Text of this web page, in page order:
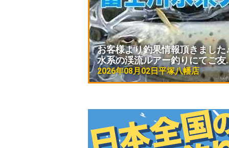
お客様より釣果情報頂きました
水系の渓流ルアー釣りにてご
2026年08月02日平塚八幡店